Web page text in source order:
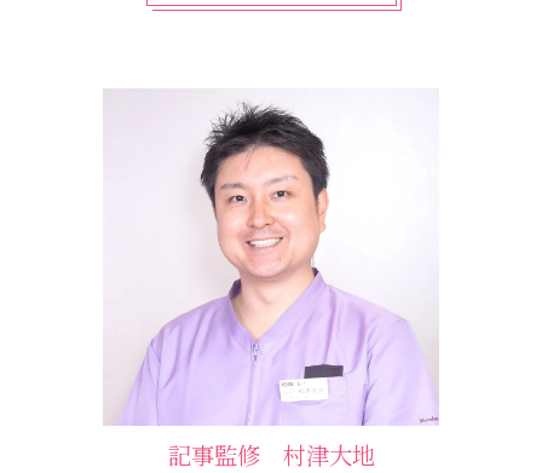
記事監修 村津大地